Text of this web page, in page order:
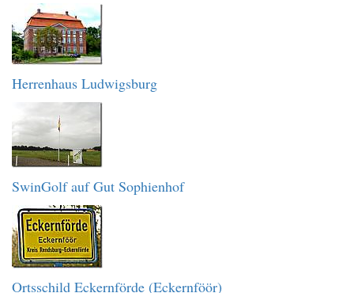
Herrenhaus Ludwigsburg
SwinGolf auf Gut Sophienhof
Ortsschild Eckernförde (Eckernföör)